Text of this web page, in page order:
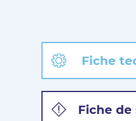
Fiche
Fiche